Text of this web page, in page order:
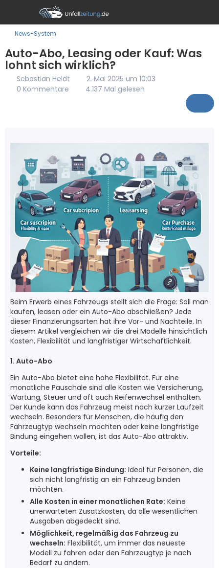
News-System
Auto-Abo, Leasing oder Kauf: Was
lohnt sich wirklich?
Sebastian Heldt
2. Mai 2025 um 10:03
0 Kommentare
4.137 Mal gelesen
Beim Erwerb eines Fahrzeugs stellt sich die Frage: Soll man
kaufen, leasen oder ein Auto-Abo abschließen? Jede
dieser Finanzierungsarten hat ihre Vor- und Nachteile. In
diesem Artikel vergleichen wir die drei Modelle hinsichtlich
Kosten, Flexibilität und langfristiger Wirtschaftlichkeit.
1. Auto-Abo
Ein Auto-Abo bietet eine hohe Flexibilität. Für eine
monatliche Pauschale sind alle Kosten wie Versicherung,
Wartung, Steuer und oft auch Reifenwechsel enthalten.
Der Kunde kann das Fahrzeug meist nach kurzer Laufzeit
wechseln. Besonders für Menschen, die häufig den
Fahrzeugtyp wechseln möchten oder keine langfristige
Bindung eingehen wollen, ist das Auto-Abo attraktiv.
Vorteile:
Keine langfristige Bindung: Ideal für Personen, die
sich nicht langfristig an ein Fahrzeug binden
möchten.
Alle Kosten in einer monatlichen Rate: Keine
unerwarteten Zusatzkosten, da alle wesentlichen
Ausgaben abgedeckt sind.
Möglichkeit, regelmäßig das Fahrzeug zu
wechseln: Flexibilität, um immer das neueste
Modell zu fahren oder den Fahrzeugtyp je nach
Bedarf zu ändern.